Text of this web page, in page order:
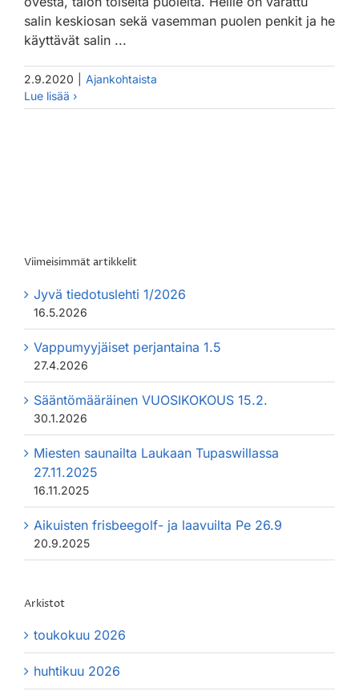
salin keskiosan sekä vasemman puolen penkit ja he
käyttävät salin ...
2.9.2020 Ajankohtaista
Viimeisimmät artikkelit
Jyvä tiedotuslehti 1/2026
16.5.2026
Vappumyyjäiset perjantaina 1.5
27.4.2026
Sääntömääräinen VUOSIKOKOUS 15.2.
30.1.2026
Miesten saunailta Laukaan Tupaswillassa
27.11.2025
16.11.2025
Aikuisten frisbeegolf- ja laavuilta Pe 26.9
20.9.2025
Arkistot
toukokuu 2026
huhtikuu 2026